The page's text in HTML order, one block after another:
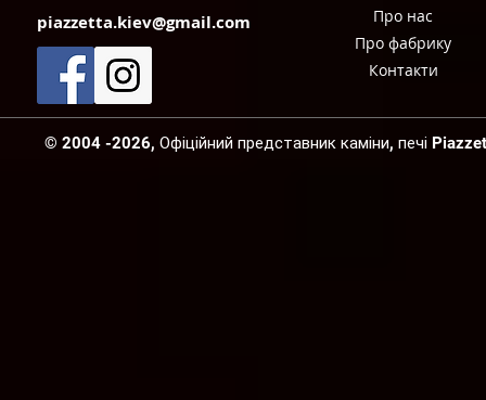
piazzetta.kiev@gmail.com
Про нас
Про фабрику
Контакти
© 2004 -2026, Офіційний представник каміни, печі